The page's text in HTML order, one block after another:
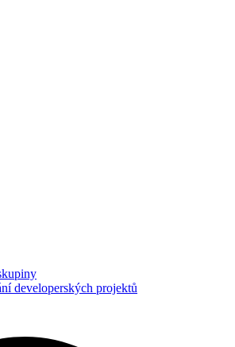
developerských projektů